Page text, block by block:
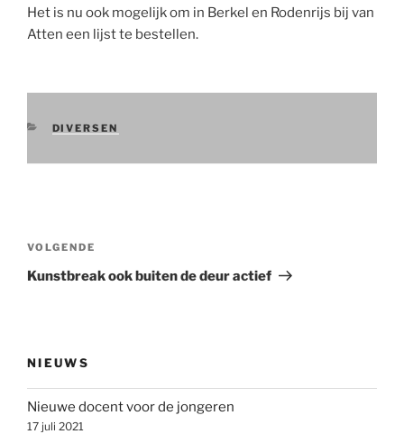
Het is nu ook mogelijk om in Berkel en Rodenrijs bij van
Atten een lijst te bestellen.
CATEGORIEËN
DIVERSEN
navigatie
Volgend
bericht
VOLGENDE
Kunstbreak ook buiten de deur actief
NIEUWS
Nieuwe docent voor de jongeren
17 juli 2021